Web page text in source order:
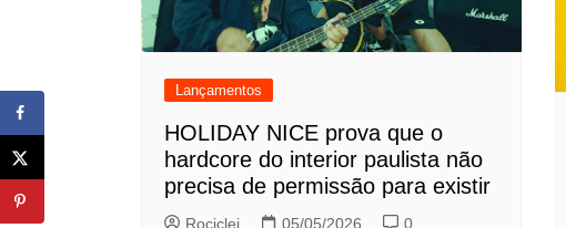
Lançamentos
HOLIDAY NICE prova que o
hardcore do interior paulista não
precisa de permissão para existir
Rociclei 05/05/2026 0